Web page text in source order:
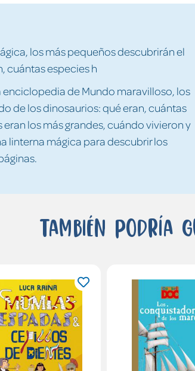
los más pequeños descubrirán el
cuántas especies h
enciclopedia de Mundo maravilloso, los
de los dinosaurios: qué eran, cuántas
los más grandes, cuándo vivieron y
linterna mágica para descubrir los
También podría